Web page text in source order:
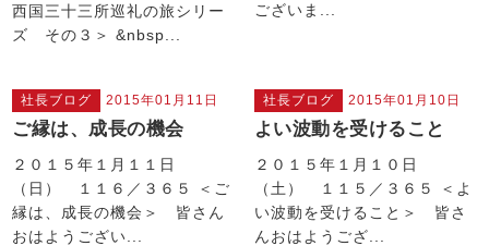
西国三十三所巡礼の旅シリー
ズ その３＞ &nbsp...
ございま...
社長ブログ 2015年01月11日
ご縁は、成長の機会
２０１５年１月１１日
（日） １１６／３６５ ＜ご
縁は、成長の機会＞ 皆さん
おはようござい...
社長ブログ 2015年01月10日
よい波動を受けること
２０１５年１月１０日
（土） １１５／３６５ ＜よ
い波動を受けること＞ 皆さ
んおはようござ...